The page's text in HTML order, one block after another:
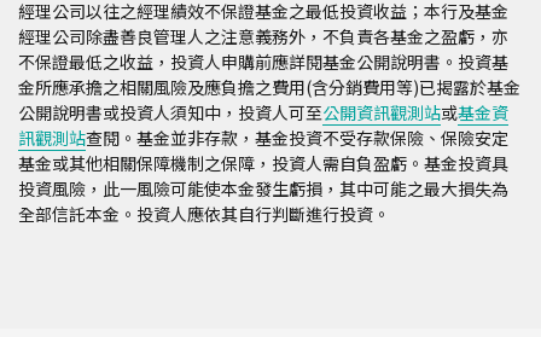
經理公司以往之經理績效不保證基金之最低投資收益；本行及基金
經理公司除盡善良管理人之注意義務外，不負責各基金之盈虧，亦
不保證最低之收益，投資人申購前應詳閱基金公開說明書。投資基
金所應承擔之相關風險及應負擔之費用(含分銷費用等)已揭露於基金
公開說明書或投資人須知中，投資人可至公開資訊觀測站或基金資
訊觀測站查閱。基金並非存款，基金投資不受存款保險、保險安定
基金或其他相關保障機制之保障，投資人需自負盈虧。基金投資具
投資風險，此一風險可能使本金發生虧損，其中可能之最大損失為
全部信託本金。投資人應依其自行判斷進行投資。